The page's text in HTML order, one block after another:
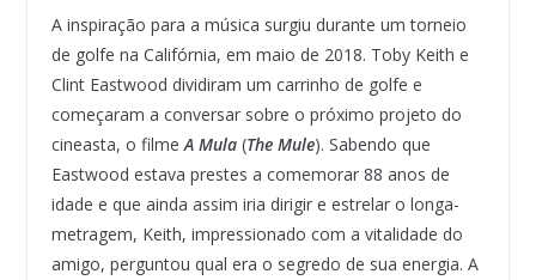
A inspiração para a música surgiu durante um torneio
de golfe na Califórnia, em maio de 2018. Toby Keith e
Clint Eastwood dividiram um carrinho de golfe e
começaram a conversar sobre o próximo projeto do
cineasta, o filmeA Mula(The Mule). Sabendo que
Eastwood estava prestes a comemorar 88 anos de
idade e que ainda assim iria dirigir e estrelar o longa-
metragem, Keith, impressionado com a vitalidade do
amigo, perguntou qual era o segredo de sua energia. A